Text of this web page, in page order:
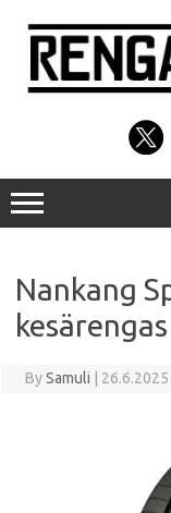
content
Nankang
kesärengas
BySamuli 26.6.2025